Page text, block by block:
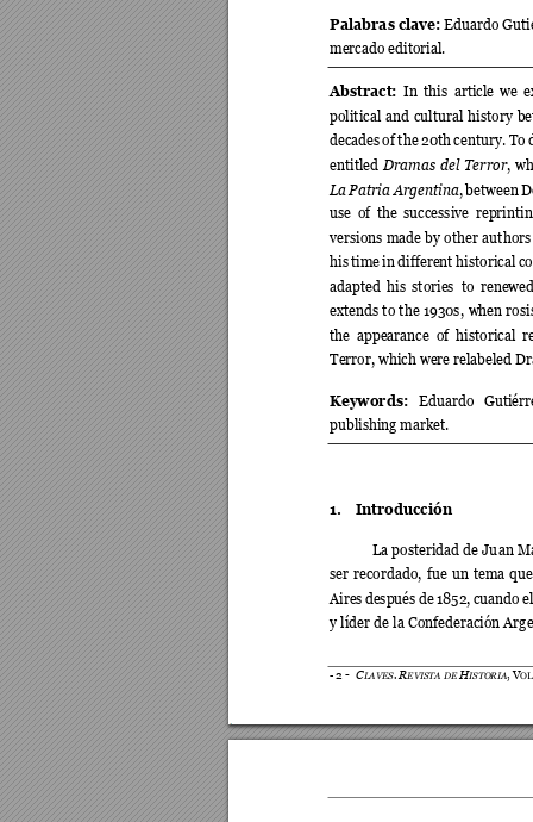
- 2 - CLAVES. REVISTA DE HISTORIA, VOL
Palabras clave: Eduardo
mercado editorial.
Abstract: In this article we
political and cultural history
decades of the 20th century. To
entitled Dramas del Terror,
La Patria Argentina, between
use of the successive
versions made by other
his time in different historical
adapted his stories to renew
extends to the 1930s, when
the appearance of historical
Terror, which were relabeled
Keywords: Eduardo
publishing market.
1. Introducción
La posteridad de Juan
ser recordado, fue un tema
Aires después de 1852, cuando
y líder de la Confederación Arg